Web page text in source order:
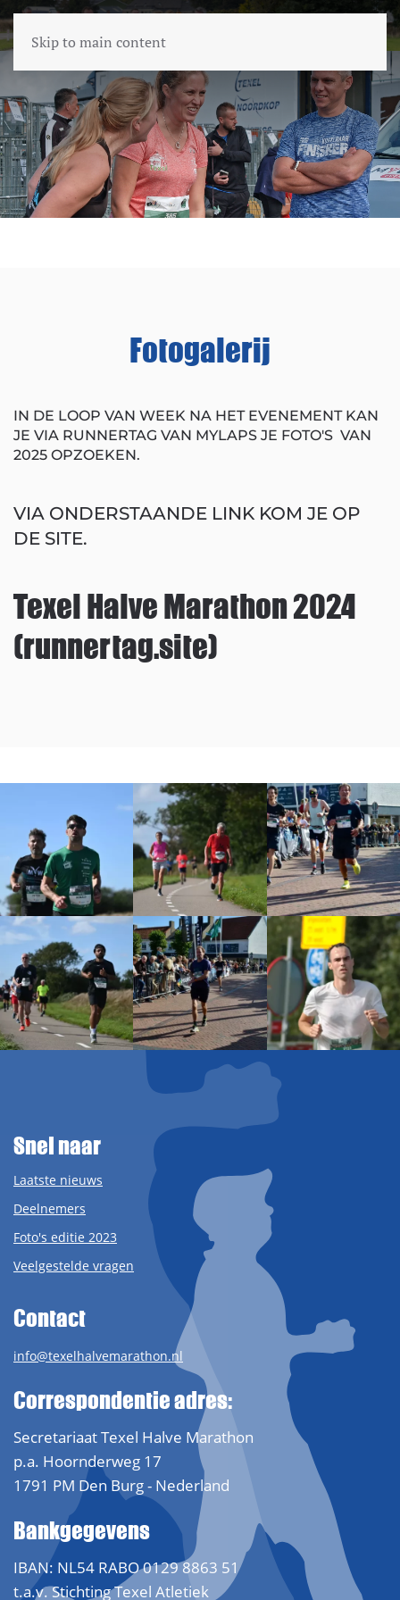
Skip to main content
Fotogalerij
IN DE LOOP VAN WEEK NA HET EVENEMENT KAN
JE VIA RUNNERTAG VAN MYLAPS JE FOTO'S VAN
2025 OPZOEKEN.
VIA ONDERSTAANDE LINK KOM JE OP
DE SITE.
Texel Halve Marathon 2024
(runnertag.site)
Snel naar
Laatste nieuws
Deelnemers
Foto's editie 2023
Veelgestelde vragen
Contact
info@texelhalvemarathon.nl
Correspondentie adres:
Secretariaat Texel Halve Marathon
p.a. Hoornderweg 17
1791 PM Den Burg - Nederland
Bankgegevens
IBAN: NL54 RABO 0129 8863 51
t.a.v. Stichting Texel Atletiek